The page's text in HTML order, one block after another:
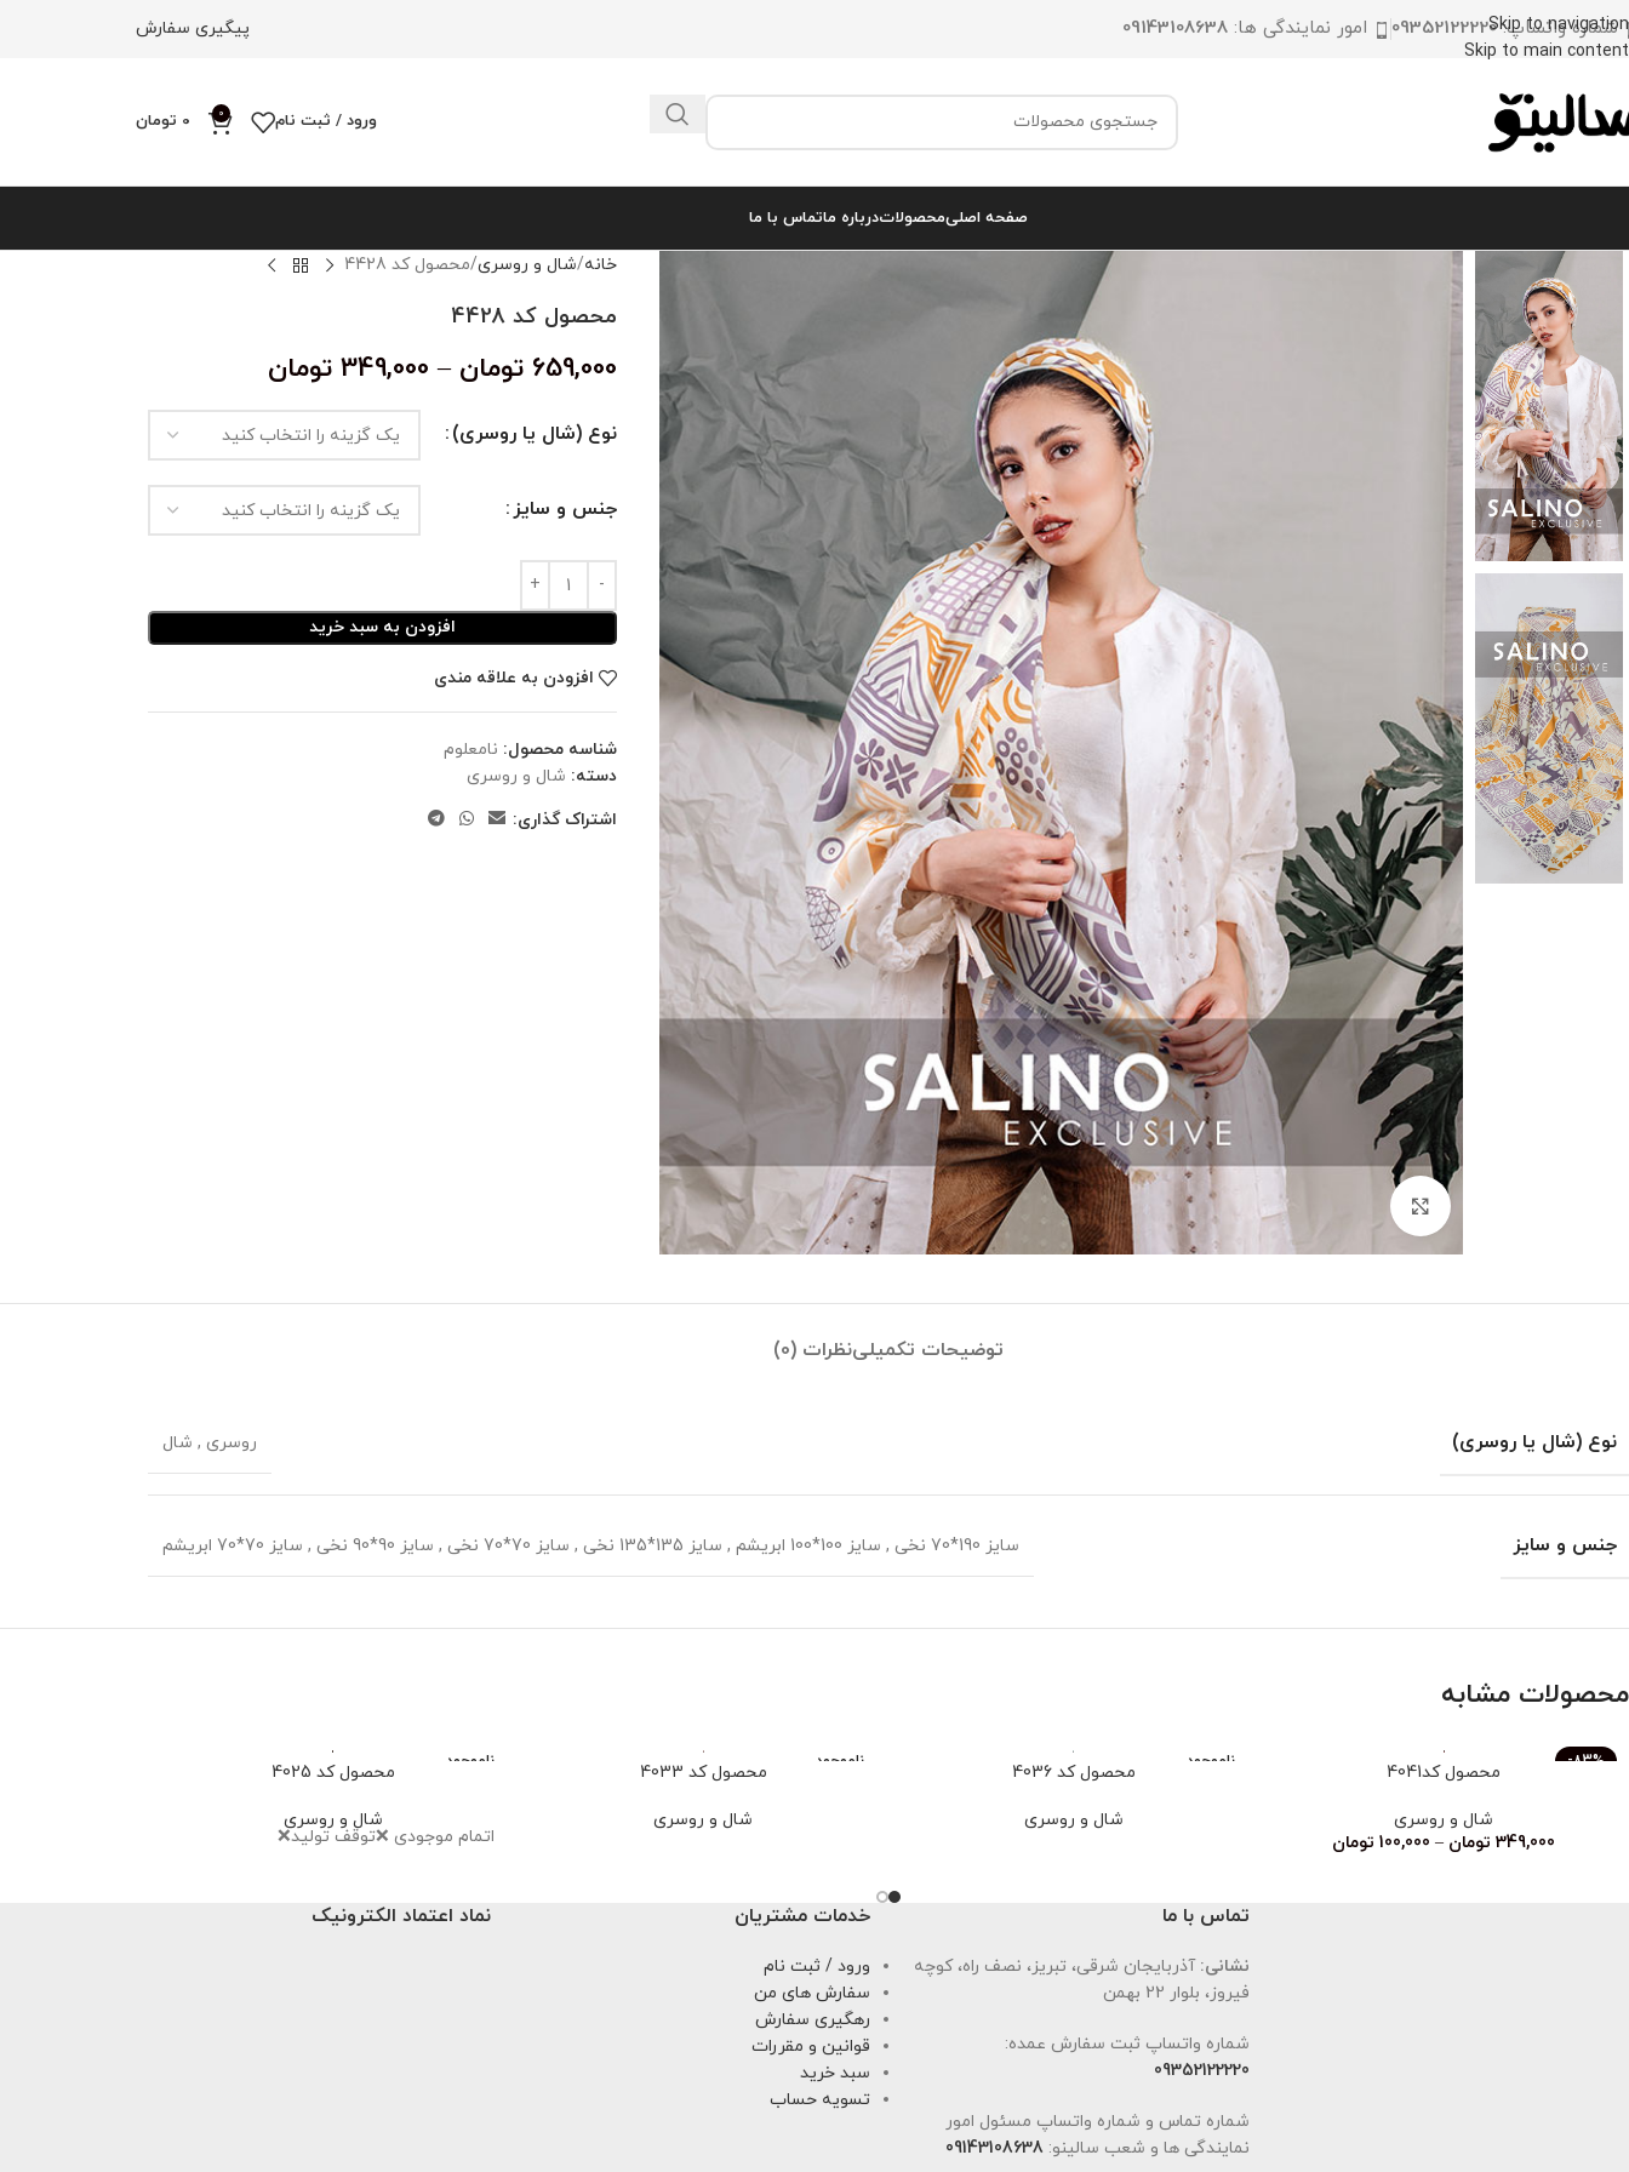
Skip to navigation
Skip to main content
شماره واتساپ:09352122220 امور نمایندگی ها: 09143108638 پیگیری سفارش
ورود / ثبت نام 0
0 تومان
صفحه اصلیمحصولاتدرباره ماتماس با ما
بزرگنمایی تصویر
خانه شال و روسری محصول کد 4428
محصول کد 4428
659,000 تومان –
349,000 تومان
نوع (شال یا روسری)
جنس و سایز
افزودن به سبد خرید
افزودن به علاقه مندی
شناسه محصول: نامعلوم
دسته: شال و روسری
اشتراک گذاری:
توضیحات تکمیلینظرات (0)
نوع (شال یا روسری) روسری , شال
جنس و سایز سایز 190*70 نخی , سایز 100*100 ابریشم , سایز 135*135 نخی , سایز 70*70 نخی , سایز 90*90 نخی , سایز 70*70 ابریشم
محصولات مشابه
-83%
محصول کد4041
شال و روسری
349,000 تومان –
100,000 تومان
ناموجود محصول کد 4036
شال و روسری
ناموجود محصول کد 4033
شال و روسری
ناموجود محصول کد 4025
شال و روسری
اتمام‌ موجودی ❌توقف تولید❌
تماس با ما
نشانی: آذربایجان شرقی، تبریز، نصف راه، کوچه
فیروز، بلوار 22 بهمن
شماره واتساپ ثبت سفارش عمده:
09352122220
شماره تماس و شماره واتساپ مسئول امور
نمایندگی ها و شعب سالینو: 09143108638
خدمات مشتریان
ورود / ثبت نام
سفارش های من
رهگیری سفارش
قوانین و مقررات
سبد خرید
تسویه حساب
نماد اعتماد الکترونیک